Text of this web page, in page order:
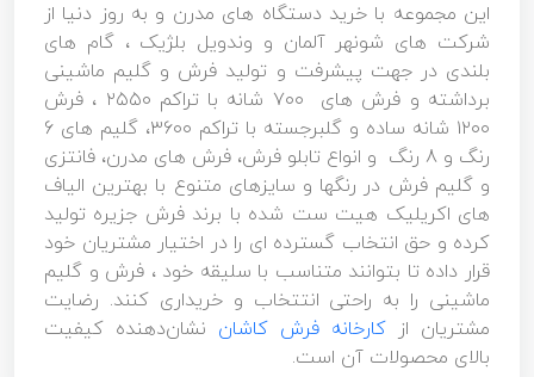
این مجموعه با خرید دستگاه های مدرن و به روز دنیا از
شرکت های شونهر آلمان و وندویل بلژیک ، گام های
بلندی در جهت پیشرفت و تولید فرش و گلیم ماشینی
برداشته و فرش های ۷۰۰ شانه با تراکم ۲۵۵۰ ، فرش
۱۲۰۰ شانه ساده و گلبرجسته با تراکم ۳۶۰۰، گلیم های 6
رنگ و 8 رنگ و انواع تابلو فرش، فرش های مدرن، فانتزی
و گلیم فرش در رنگها و سایزهای متنوع با بهترین الیاف
های اکریلیک هیت ست شده با برند فرش جزیره تولید
کرده و حق انتخاب گسترده ای را در اختیار مشتریان خود
قرار داده تا بتوانند متناسب با سلیقه خود ، فرش و گلیم
ماشینی را به راحتی انتتخاب و خریداری کنند. رضایت
مشتریان از کارخانه فرش کاشان نشان‌دهنده کیفیت
بالای محصولات آن است.